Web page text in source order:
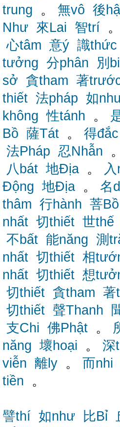
trung 。 無vô 後
Như 來Lai 智trí 。
心tâm 意ý 識thức
tưởng 分phân 別
sở 貪tham 著
thiết 法pháp 如
không 性tánh 。
Bồ 薩Tát 。 得đắc
法Pháp 忍Nhẫn 。
八bát 地Địa 。
Động 地Địa 。 名
thâm 行hành 菩Bồ
nhất 切thiết 世thế
不bất 能năng 測
nhất 切thiết 相
nhất 切thiết 想
切thiết 貪tham 著
切thiết 聲Thanh
支Chi 佛Phật 。
năng 壞hoại 。 深
viễn 離ly 。 而nhi
tiền 。
譬thí 如như 比Bỉ